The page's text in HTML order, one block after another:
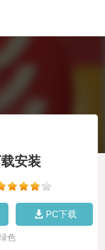
安装
PC下载
色